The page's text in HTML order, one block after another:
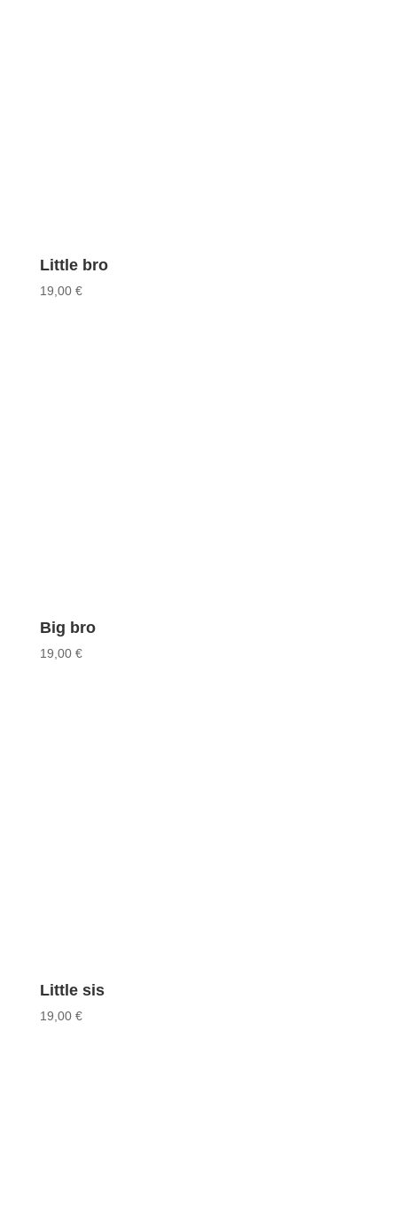
Little bro
19,00 €
Big bro
19,00 €
Little sis
19,00 €